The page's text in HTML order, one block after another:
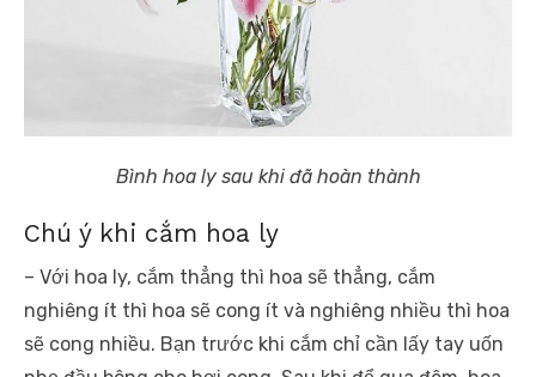
Bình hoa ly sau khi đã hoàn thành
Chú ý khi cắm hoa ly
– Với hoa ly, cắm thẳng thì hoa sẽ thẳng, cắm
nghiêng ít thì hoa sẽ cong ít và nghiêng nhiều thì hoa
sẽ cong nhiều. Bạn trước khi cắm chỉ cần lấy tay uốn